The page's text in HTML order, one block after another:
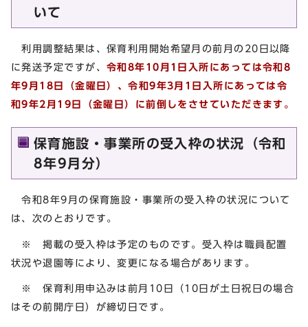
いて
利用調整結果は、保育利用開始希望月の前月の20日以降
に発送予定ですが、 令和8年10月1日入所にあっては令和8
年9月18日（金曜日）、令和9年3月1日入所にあっては令
和9年2月19日（金曜日）に前倒しをさせていただきます。
保育施設・事業所の受入枠の状況（令和
8年9月分）
令和8年9月の保育施設・事業所の受入枠の状況について
は、次のとおりです。
※ 掲載の受入枠は予定のものです。受入枠は職員配置
状況や退園等により、変更になる場合があります。
※ 保育利用申込みは前月10日（10日が土日祝日の場合
はその前開庁日）が締切日です。